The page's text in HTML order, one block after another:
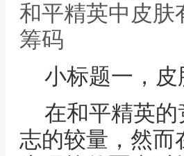
和平精英中皮肤
筹码
小标题一，
在和平精英
志的较量，然而